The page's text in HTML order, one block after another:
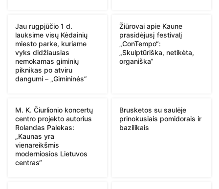
Jau rugpjūčio 1 d.
lauksime visų Kėdainių
miesto parke, kuriame
vyks didžiausias
nemokamas giminių
piknikas po atviru
dangumi – „Gimininės”
Žiūrovai apie Kaune
prasidėjusį festivalį
„ConTempo“:
„Skulptūriška, netikėta,
organiška“
M. K. Čiurlionio koncertų
centro projekto autorius
Rolandas Palekas:
„Kaunas yra
vienareikšmis
moderniosios Lietuvos
centras“
Brusketos su saulėje
prinokusiais pomidorais ir
bazilikais